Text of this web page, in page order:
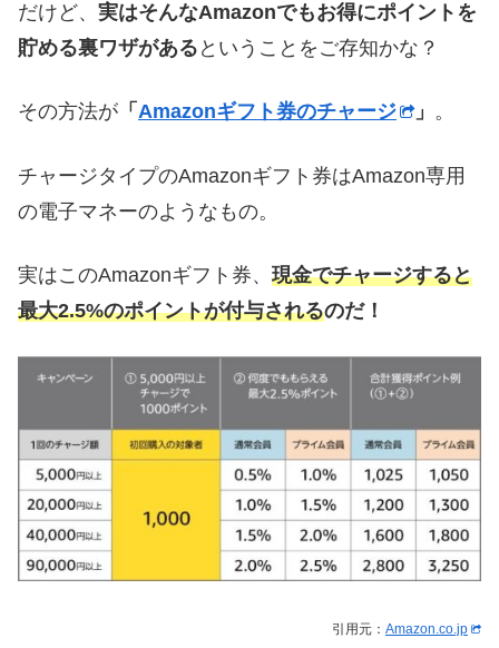
だけど、 実はそんなAmazonでもお得にポイントを
貯める裏ワザがある ということをご存知かな？
その方法が 「 Amazonギフト券のチャージ 」 。
チャージタイプのAmazonギフト券はAmazon専用
の電子マネーのようなもの。
実はこのAmazonギフト券、 現金でチャージすると
最大2.5%のポイントが付与されるのだ！
引用元： Amazon.co.jp